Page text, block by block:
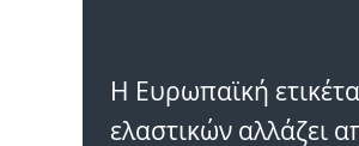
Η Ευρωπαϊκή ετικέτα
ελαστικών αλλάζει